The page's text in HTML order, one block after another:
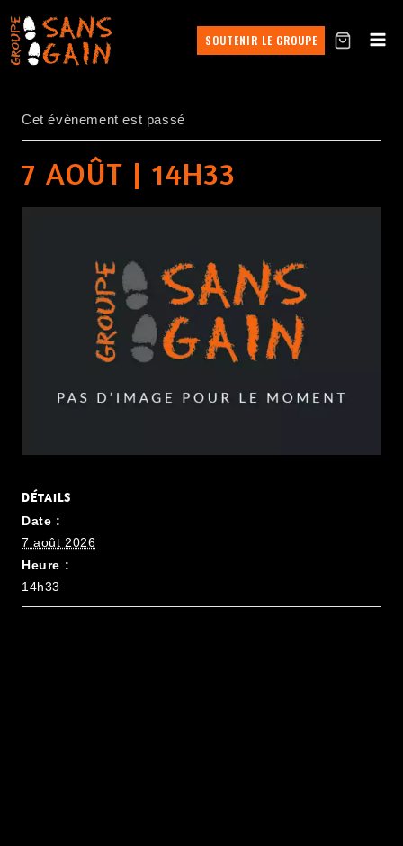
SOUTENIR LE GROUPE
Cet évènement est passé
7 AOÛT | 14H33
DÉTAILS
Date :
7 août 2026
Heure :
14h33